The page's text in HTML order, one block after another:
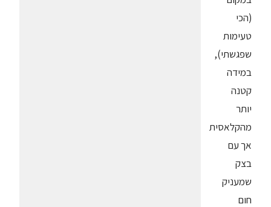
(הכי
טעימות
שפגשתי),
במידה
קטנה
יותר
מהקלאסית
אך עם
בצק
שמעניק
חום